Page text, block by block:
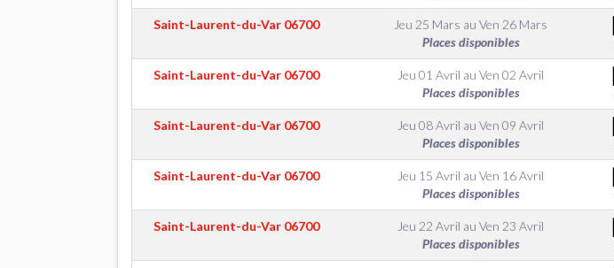
Saint-Laurent-du-Var 06700 Jeu 25 Mars au Ven 26 Mars
Places disponibles
Saint-Laurent-du-Var 06700 Jeu 01 Avril au Ven 02 Avril
Places disponibles
Saint-Laurent-du-Var 06700 Jeu 08 Avril au Ven 09 Avril
Places disponibles
Saint-Laurent-du-Var 06700 Jeu 15 Avril au Ven 16 Avril
Places disponibles
Saint-Laurent-du-Var 06700 Jeu 22 Avril au Ven 23 Avril
Places disponibles